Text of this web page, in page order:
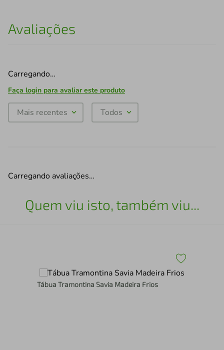
Avaliações
Carregando…
Faça login para avaliar este produto
Mais recentes Todos
Carregando avaliações…
Quem viu isto, também viu...
Tábua Tramontina Savia Madeira Frios